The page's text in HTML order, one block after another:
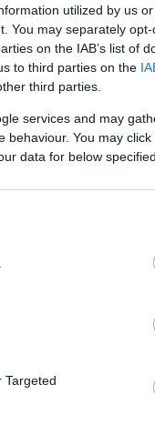
utilized by us
You may separately
on the IAB’s list of
to third parties on the
third parties.
services and may
behaviour. You may
data for below
Targeted
szól itt a
–
Michael